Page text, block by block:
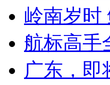
岭南岁时
航标高手
广东，即